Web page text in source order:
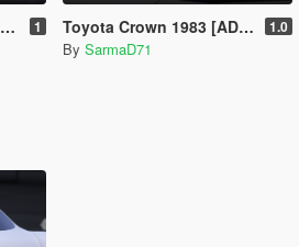
1 Toyota Crown 1983 [ADD-ON/FiveM] 1.0
By SarmaD71